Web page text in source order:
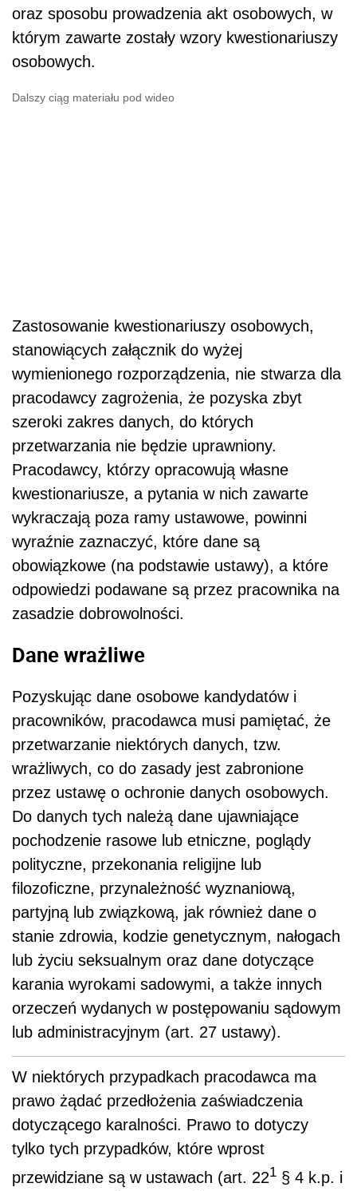
oraz sposobu prowadzenia akt osobowych, w
którym zawarte zostały wzory kwestionariuszy
osobowych.
Dalszy ciąg materiału pod wideo
Zastosowanie kwestionariuszy osobowych,
stanowiących załącznik do wyżej
wymienionego rozporządzenia, nie stwarza dla
pracodawcy zagrożenia, że pozyska zbyt
szeroki zakres danych, do których
przetwarzania nie będzie uprawniony.
Pracodawcy, którzy opracowują własne
kwestionariusze, a pytania w nich zawarte
wykraczają poza ramy ustawowe, powinni
wyraźnie zaznaczyć, które dane są
obowiązkowe (na podstawie ustawy), a które
odpowiedzi podawane są przez pracownika na
zasadzie dobrowolności.
Dane wrażliwe
Pozyskując dane osobowe kandydatów i
pracowników, pracodawca musi pamiętać, że
przetwarzanie niektórych danych, tzw.
wrażliwych, co do zasady jest zabronione
przez ustawę o ochronie danych osobowych.
Do danych tych należą dane ujawniające
pochodzenie rasowe lub etniczne, poglądy
polityczne, przekonania religijne lub
filozoficzne, przynależność wyznaniową,
partyjną lub związkową, jak również dane o
stanie zdrowia, kodzie genetycznym, nałogach
lub życiu seksualnym oraz dane dotyczące
karania wyrokami sadowymi, a także innych
orzeczeń wydanych w postępowaniu sądowym
lub administracyjnym (art. 27 ustawy).
W niektórych przypadkach pracodawca ma
prawo żądać przedłożenia zaświadczenia
dotyczącego karalności. Prawo to dotyczy
tylko tych przypadków, które wprost
przewidziane są w ustawach (art. 221 § 4 k.p. i